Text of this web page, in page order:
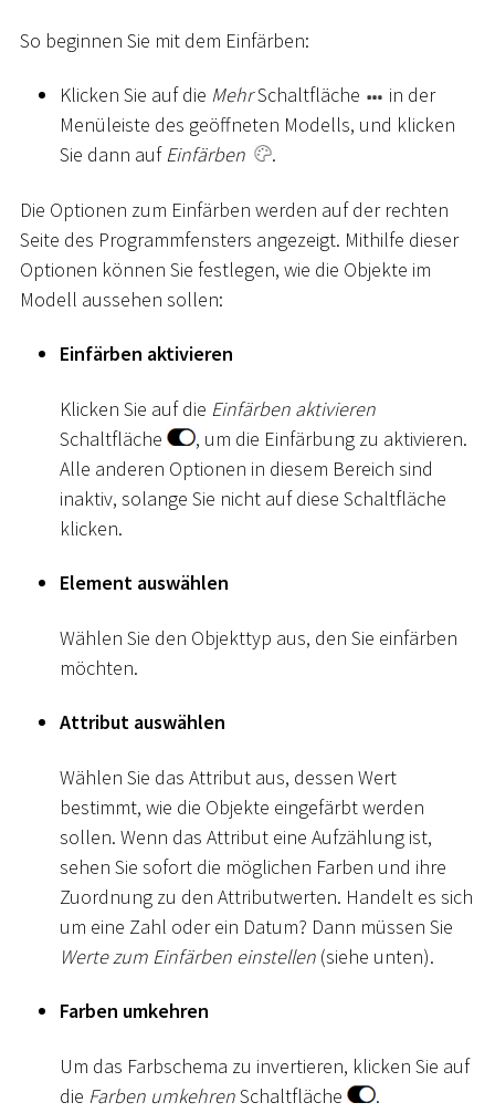
So beginnen Sie mit dem Einfärben:
Klicken Sie auf die MehrSchaltfläche
in der
Menüleiste des geöffneten Modells, und klicken
Sie dann aufEinfärben .
Die Optionen zum Einfärben werden auf der rechten
Seite des Programmfensters angezeigt. Mithilfe dieser
Optionen können Sie festlegen, wie die Objekte im
Modell aussehen sollen:
Einfärben aktivieren
Klicken Sie auf die Einfärben aktivieren
Schaltfläche
, um die Einfärbung zu aktivieren.
Alle anderen Optionen in diesem Bereich sind
inaktiv, solange Sie nicht auf diese Schaltfläche
klicken.
Element auswählen
Wählen Sie den Objekttyp aus, den Sie einfärben
möchten.
Attribut auswählen
Wählen Sie das Attribut aus, dessen Wert
bestimmt, wie die Objekte eingefärbt werden
sollen. Wenn das Attribut eine Aufzählung ist,
sehen Sie sofort die möglichen Farben und ihre
Zuordnung zu den Attributwerten. Handelt es sich
um eine Zahl oder ein Datum? Dann müssen Sie
Werte zum Einfärben einstellen (siehe unten).
Farben umkehren
Um das Farbschema zu invertieren, klicken Sie auf
die Farben umkehrenSchaltfläche .